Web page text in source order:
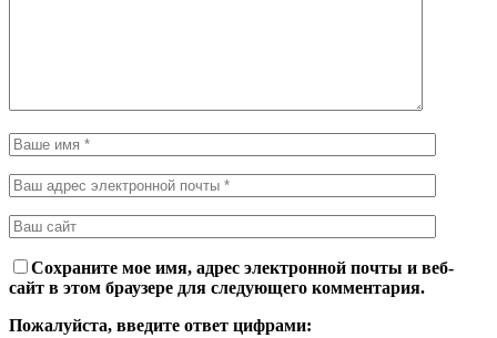
Сохраните мое имя, адрес электронной почты и веб-
сайт в этом браузере для следующего комментария.
Пожалуйста, введите ответ цифрами: